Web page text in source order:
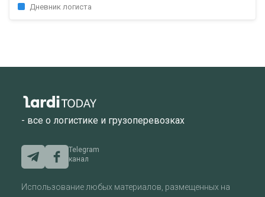
Дневник логиста
- все о логистике и грузоперевозках
Telegram
канал
Использование любых материалов, размещенных на